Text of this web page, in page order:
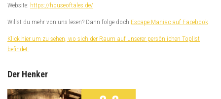
Website: https://houseoftales.de/
Willst du mehr von uns lesen? Dann folge doch Escape Maniac auf Facebook
Klick hier um zu sehen, wo sich der Raum auf unserer persönlichen Toplist
befindet.
Der Henker